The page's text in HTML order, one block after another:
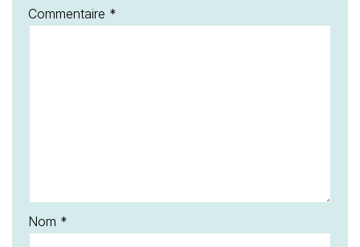
Commentaire *
Nom *